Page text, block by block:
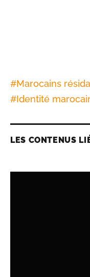
#Marocains
#Identité
LES CONTENUS